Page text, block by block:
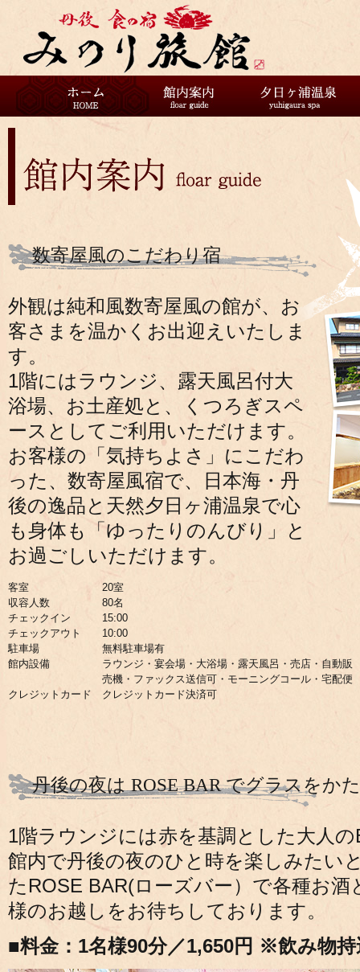
数寄屋風のこだわり宿
外観は純和風数寄屋風の館が、お
客さまを温かくお出迎えいたしま
す。
1階にはラウンジ、露天風呂付大
浴場、お土産処と、くつろぎスペ
ースとしてご利用いただけます。
お客様の「気持ちよさ」にこだわ
った、数寄屋風宿で、日本海・丹
後の逸品と天然夕日ヶ浦温泉で心
も身体も「ゆったりのんびり」と
お過ごしいただけます。
客室
20室
収容人数
80名
チェックイン
15:00
チェックアウト
10:00
駐車場
無料駐車場有
館内設備
ラウンジ・宴会場・大浴場・露天風呂・売店・自動販
売機・ファックス送信可・モーニングコール・宅配便
クレジットカード
クレジットカード決済可
丹後の夜は ROSE BAR でグラスをか
1階ラウンジには赤を基調とした大人
館内で丹後の夜のひと時を楽しみたい
たROSE BAR(ローズバー）で各種お
様のお越しをお待ちしております。
■料金：1名様90分／1,650円 ※飲み物持